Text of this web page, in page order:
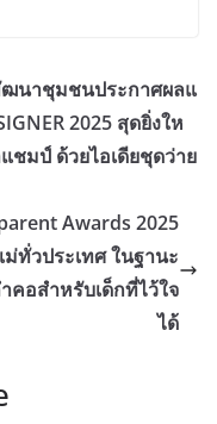
ฒนาชุมชนประกาศผลแ
2025 สุดยิ่งให
ชมป์ ด้วยไอเดียชุดว่าย
Awards 2025
วประเทศ ในฐานะ
อสำหรับเด็กที่ไว้ใจ
ได้